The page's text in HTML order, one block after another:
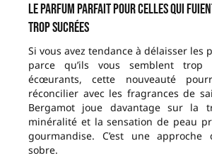
Le parfum parfait pour celles qui
trop sucrées
Si vous avez tendance à délaisser les
parce qu’ils vous semblent trop
écœurants, cette nouveauté
réconcilier avec les fragrances de
Bergamot joue davantage sur la
minéralité et la sensation de peau
gourmandise. C’est une approche
sobre.